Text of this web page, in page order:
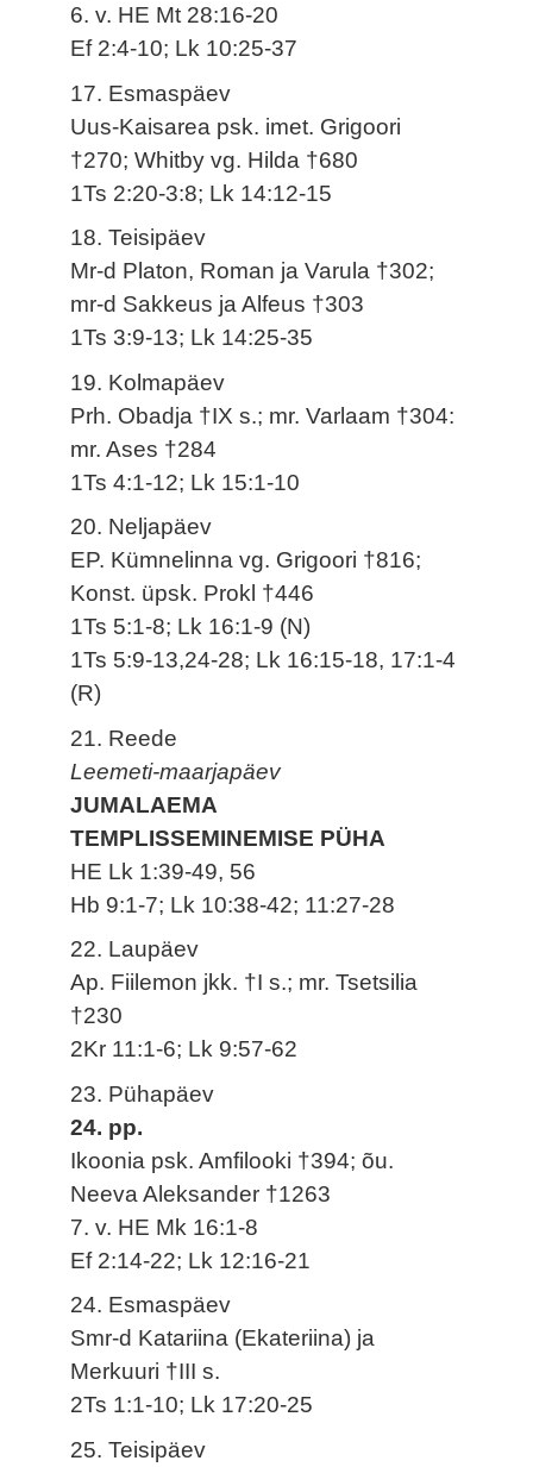
6. v. HE Mt 28:16-20
Ef 2:4-10; Lk 10:25-37
17. Esmaspäev
Uus-Kaisarea psk. imet. Grigoori
†270; Whitby vg. Hilda †680
1Ts 2:20-3:8; Lk 14:12-15
18. Teisipäev
Mr-d Platon, Roman ja Varula †302;
mr-d Sakkeus ja Alfeus †303
1Ts 3:9-13; Lk 14:25-35
19. Kolmapäev
Prh. Obadja †IX s.; mr. Varlaam †304:
mr. Ases †284
1Ts 4:1-12; Lk 15:1-10
20. Neljapäev
EP. Kümnelinna vg. Grigoori †816;
Konst. üpsk. Prokl †446
1Ts 5:1-8; Lk 16:1-9 (N)
1Ts 5:9-13,24-28; Lk 16:15-18, 17:1-4
(R)
21. Reede
Leemeti-maarjapäev
JUMALAEMA
TEMPLISSEMINEMISE PÜHA
HE Lk 1:39-49, 56
Hb 9:1-7; Lk 10:38-42; 11:27-28
22. Laupäev
Ap. Fiilemon jkk. †I s.; mr. Tsetsilia
†230
2Kr 11:1-6; Lk 9:57-62
23. Pühapäev
24. pp.
Ikoonia psk. Amfilooki †394; õu.
Neeva Aleksander †1263
7. v. HE Mk 16:1-8
Ef 2:14-22; Lk 12:16-21
24. Esmaspäev
Smr-d Katariina (Ekateriina) ja
Merkuuri †III s.
2Ts 1:1-10; Lk 17:20-25
25. Teisipäev